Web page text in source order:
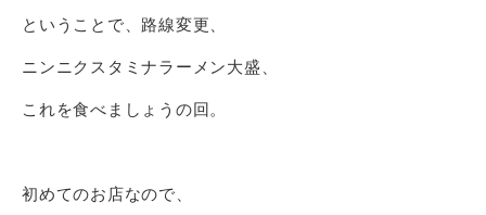
ということで、路線変更、
ニンニクスタミナラーメン大盛、
これを食べましょうの回。
初めてのお店なので、